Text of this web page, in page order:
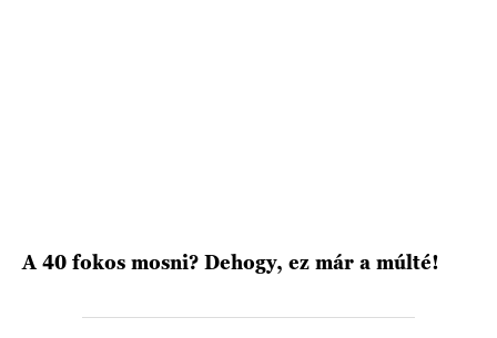
A 40 fokos mosni? Dehogy, ez már a múlté!